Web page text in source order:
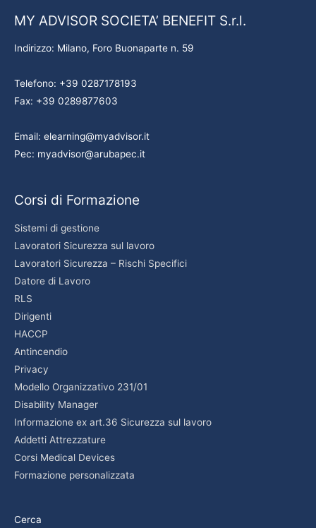
MY ADVISOR SOCIETA’ BENEFIT S.r.l.
Indirizzo: Milano, Foro Buonaparte n. 59
Telefono: +39 0287178193
Fax: +39 0289877603
Email: elearning@myadvisor.it
Pec: myadvisor@arubapec.it
Corsi di Formazione
Sistemi di gestione
Lavoratori Sicurezza sul lavoro
Lavoratori Sicurezza – Rischi Specifici
Datore di Lavoro
RLS
Dirigenti
HACCP
Antincendio
Privacy
Modello Organizzativo 231/01
Disability Manager
Informazione ex art.36 Sicurezza sul lavoro
Addetti Attrezzature
Corsi Medical Devices
Formazione personalizzata
Cerca